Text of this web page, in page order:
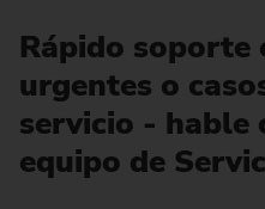
Rápido soporte
urgentes o
servicio - hable
equipo de